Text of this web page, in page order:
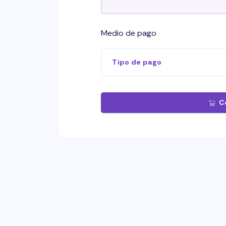
Medio de pago
Tipo de pago